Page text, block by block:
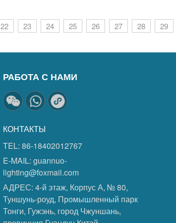
22 23 24 25 26 27 28
29
РАБОТА С НАМИ
КОНТАКТЫ
TEL: 86-18402012767
E-MAIL: guannuo-
lighting@foxmail.com
АДРЕС: 4-й этаж, Корпус А, № 80,
Туншунь-роуд, Промышленный парк
Тонги, Гужэнь, город Чжуншань,